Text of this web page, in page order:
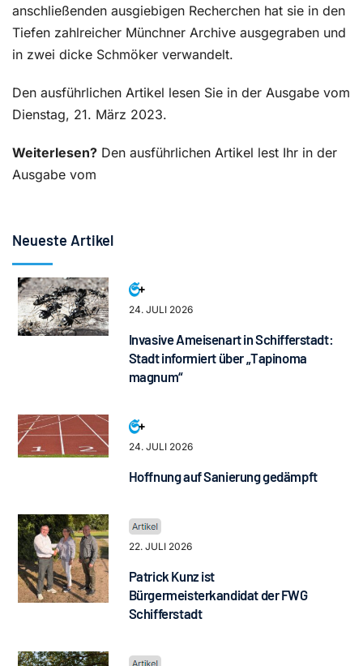
anschließenden ausgiebigen Recherchen hat sie in den
Tiefen zahlreicher Münchner Archive ausgegraben und
in zwei dicke Schmöker verwandelt.
Den ausführlichen Artikel lesen Sie in der Ausgabe vom
Dienstag, 21. März 2023.
Weiterlesen? Den ausführlichen Artikel lest Ihr in der
Ausgabe vom
Neueste Artikel
24. JULI 2026
Invasive Ameisenart in Schifferstadt:
Stadt informiert über „Tapinoma
magnum“
24. JULI 2026
Hoffnung auf Sanierung gedämpft
22. JULI 2026
Patrick Kunz ist
Bürgermeisterkandidat der FWG
Schifferstadt